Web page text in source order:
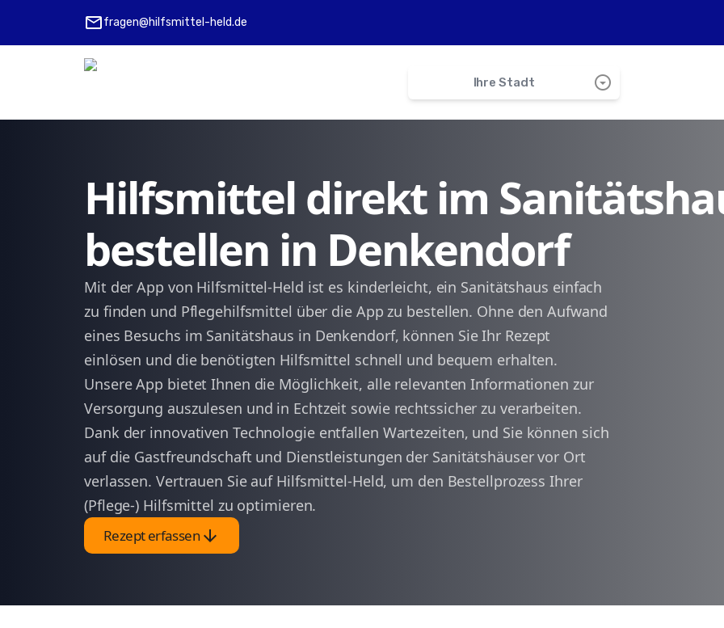
mailfragen@hilfsmittel-held.de
Ihre Stadt arrow_drop_down_circle
Esslingen
Ostfildern
Wolfschlugen
arrow_back 1 arrow_forward
Hilfsmittel direkt im
bestellen in Denkendorf
Mit der App von Hilfsmittel-Held ist es kinderleicht, ein Sanitätshaus einfach
zu finden und Pflegehilfsmittel über die App zu bestellen. Ohne den Aufwand
eines Besuchs im Sanitätshaus in Denkendorf, können Sie Ihr Rezept
einlösen und die benötigten Hilfsmittel schnell und bequem erhalten.
Unsere App bietet Ihnen die Möglichkeit, alle relevanten Informationen zur
Versorgung auszulesen und in Echtzeit sowie rechtssicher zu verarbeiten.
Dank der innovativen Technologie entfallen Wartezeiten, und Sie können sich
auf die Gastfreundschaft und Dienstleistungen der Sanitätshäuser vor Ort
verlassen. Vertrauen Sie auf Hilfsmittel-Held, um den Bestellprozess Ihrer
(Pflege-) Hilfsmittel zu optimieren.
Rezept erfassenarrow_downward